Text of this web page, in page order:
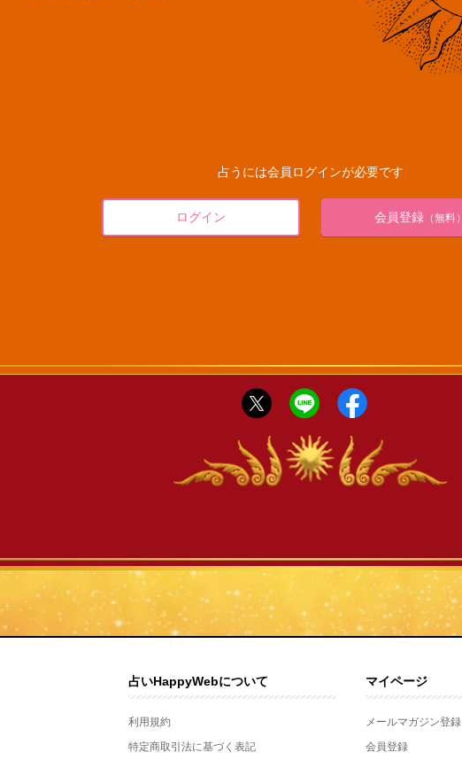
占うには会員ログインが必要です
ログイン 会員登録 （無料）
占いHappyWebについて
利用規約
特定商取引法に基づく表記
マイページ
メールマガジン登録
会員登録